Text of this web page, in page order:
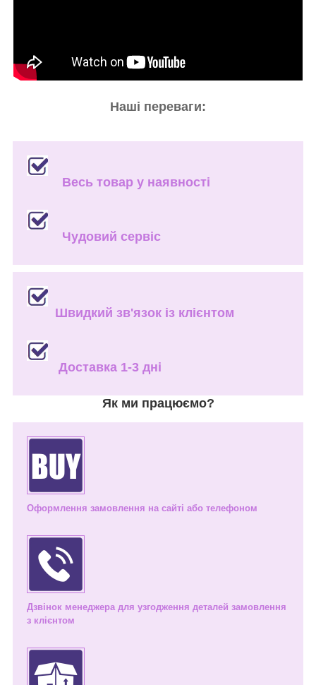
Наші переваги:
Весь товар у наявності
Чудовий сервіс
Швидкий зв'язок із клієнтом
Доставка 1-3 дні
Як ми працюємо?
Оформлення замовлення на сайті або телефоном
Дзвінок менеджера для узгодження деталей замовлення
з клієнтом